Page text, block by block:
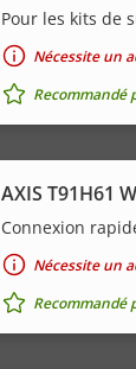
Pour les kits de
Nécessite un
Recommandé
AXIS T91H61
Connexion
Nécessite un
Recommandé